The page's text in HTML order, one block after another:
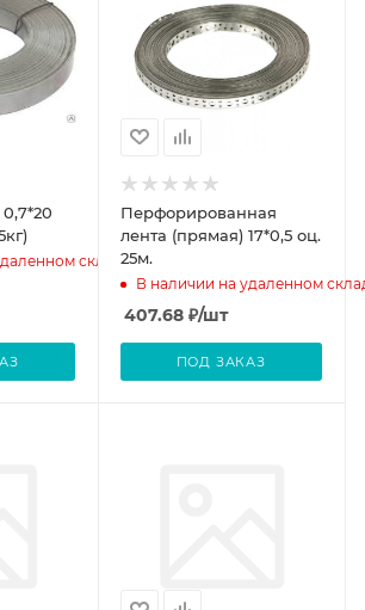
складе
Перфорированная
лента (прямая) 17*0,5 оц.
25м.
В наличии на удаленном
407.68₽/шт
ПОД ЗАКАЗ